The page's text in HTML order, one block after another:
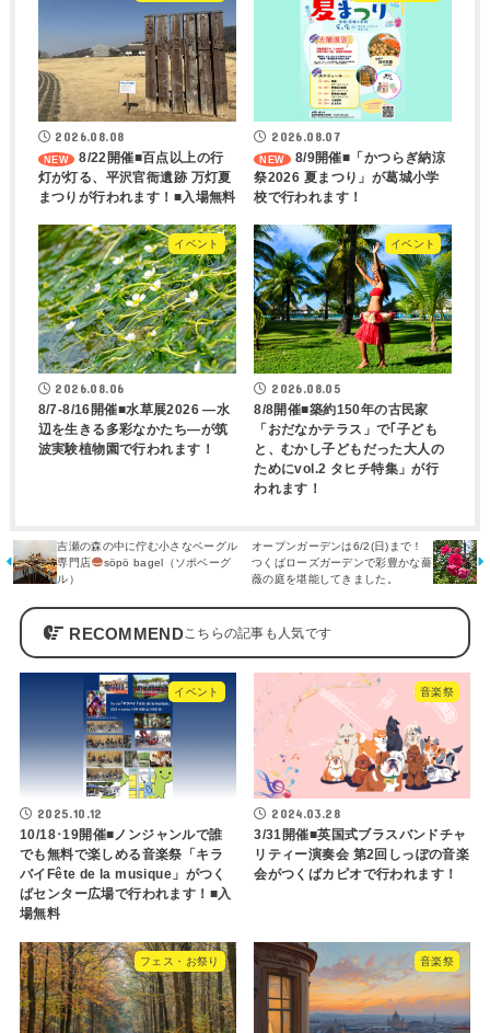
2026.08.08
8/22開催■百点以上の行
灯が灯る、平沢官衙遺跡 万灯夏
まつりが行われます！■入場無料
2026.08.07
8/9開催■「かつらぎ納涼
祭2026 夏まつり」が葛城小学
校で行われます！
イベント
2026.08.06
8/7-8/16開催■水草展2026 ―水
辺を生きる多彩なかたち―が筑
波実験植物園で行われます！
イベント
2026.08.05
8/8開催■築約150年の古民家
「おだなかテラス」で｢子ども
と、むかし子どもだった大人の
ためにvol.2 タヒチ特集」が行
われます！
吉瀬の森の中に佇む小さなベーグル
専門店
söpö bagel（ソポベーグ
ル）
オープンガーデンは6/2(日)まで！
つくばローズガーデンで彩豊かな薔
薇の庭を堪能してきました。
RECOMMEND
イベント
2025.10.12
10/18･19開催■ノンジャンルで誰
でも無料で楽しめる音楽祭「キラ
バイFête de la musique」がつく
ばセンター広場で行われます！■入
場無料
音楽祭
2024.03.28
3/31開催■英国式ブラスバンドチャ
リティー演奏会 第2回しっぽの音楽
会がつくばカピオで行われます！
フェス・お祭り 音楽祭